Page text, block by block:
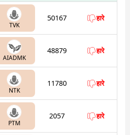
TVK
50167 हारे
AIADMK
48879 हारे
NTK
11780 हारे
PTM
2057 हारे